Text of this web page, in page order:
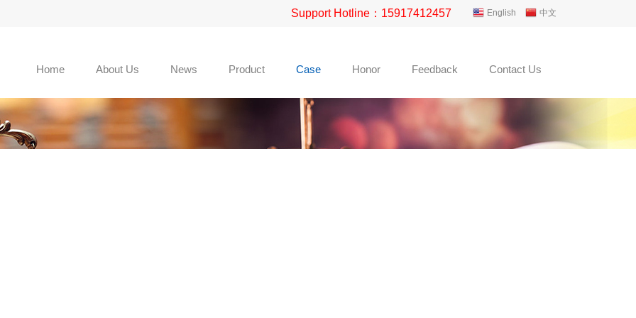
English 中文
Support Hotline：15917412457
Home About Us News Product Case Honor Feedback Contact Us